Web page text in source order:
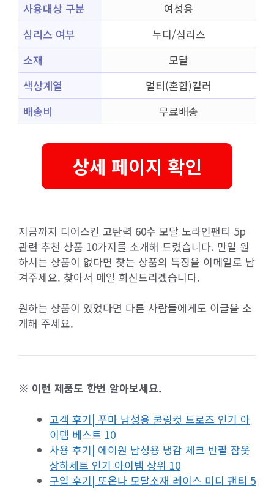
사용대상 구분
여성용
심리스 여부
누디/심리스
소재
모달
색상계열
멀티(혼합)컬러
배송비
무료배송
상세 페이지 확인
지금까지 디어스킨 고탄력 60수 모달 노라인팬티 5p
관련 추천 상품 10가지를 소개해 드렸습니다. 만일 원
하시는 상품이 없다면 찾는 상품의 특징을 이메일로 남
겨주세요. 찾아서 메일 회신드리겠습니다.
원하는 상품이 있었다면 다른 사람들에게도 이글을 소
개해 주세요.
※ 이런 제품도 한번 알아보세요.
고객 후기| 푸마 남성용 쿨링컷 드로즈 인기 아
이템 베스트 10
사용 후기| 에이원 남성용 냉감 체크 반팔 잠옷
상하세트 인기 아이템 상위 10
구입 후기| 또온나 모달소재 레이스 미디 팬티 5